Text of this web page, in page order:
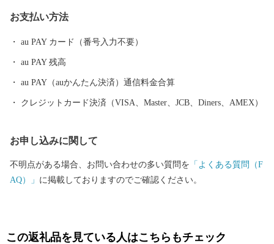
お支払い方法
au PAY カード（番号入力不要）
au PAY 残高
au PAY（auかんたん決済）通信料金合算
クレジットカード決済（VISA、Master、JCB、Diners、AMEX）
お申し込みに関して
不明点がある場合、お問い合わせの多い質問を 「よくある質問（F
AQ）」 に掲載しておりますのでご確認ください。
この返礼品を見ている人はこちらもチェック